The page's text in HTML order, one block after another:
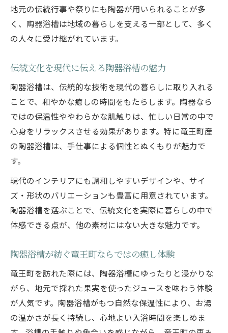
地元の伝統行事や祭りにも陶器が用いられることが多
く、陶器浴槽は地域の暮らしを支える一部として、多く
の人々に受け継がれています。
伝統文化を現代に伝える陶器浴槽の魅力
陶器浴槽は、伝統的な技術を現代の暮らしに取り入れる
ことで、和やかな癒しの時間をもたらします。陶器なら
ではの保温性ややわらかな肌触りは、忙しい日常の中で
心身をリラックスさせる効果があります。特に竜王町産
の陶器浴槽は、手仕事による個性とぬくもりが魅力で
す。
現代のインテリアにも調和しやすいデザインや、サイ
ズ・形状のバリエーションも豊富に用意されています。
陶器浴槽を選ぶことで、伝統文化を実際に暮らしの中で
体感できる点が、他の素材にはない大きな魅力です。
陶器浴槽が紡ぐ竜王町ならではの癒し体験
竜王町を訪れた際には、陶器浴槽にゆったりと浸かりな
がら、地元で採れた果実を使ったジュースを味わう体験
が人気です。陶器浴槽がもつ自然な保温性により、お湯
の温かさが長く持続し、心地よい入浴時間を楽しめま